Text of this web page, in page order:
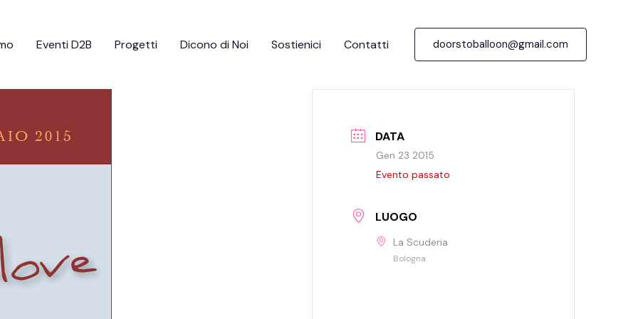
Eventi D2B Progetti Dicono di Noi Sostienici Contatti doorstoballoon@gmail.com
DATA
Gen 23 2015
Evento passato
LUOGO
La Scuderia
Bologna